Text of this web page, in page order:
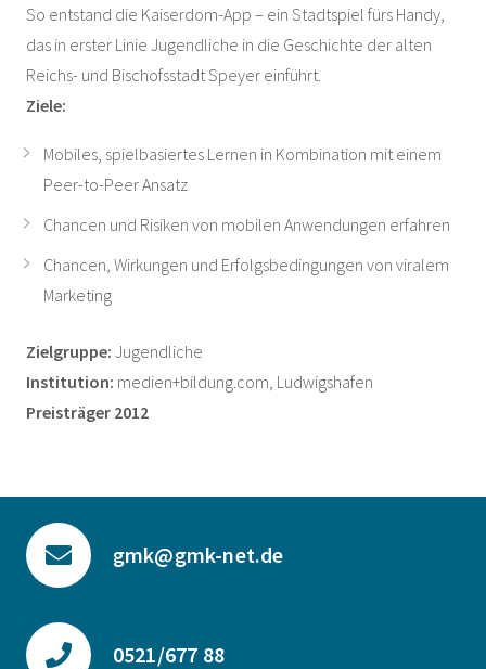
So entstand die Kaiserdom-App – ein Stadtspiel fürs Handy,
das in erster Linie Jugendliche in die Geschichte der alten
Reichs- und Bischofsstadt Speyer einführt.
Ziele:
Mobiles, spielbasiertes Lernen in Kombination mit einem
Peer-to-Peer Ansatz
Chancen und Risiken von mobilen Anwendungen erfahren
Chancen, Wirkungen und Erfolgsbedingungen von viralem
Marketing
Zielgruppe: Jugendliche
Institution: medien+bildung.com, Ludwigshafen
Preisträger 2012
gmk@gmk-net.de
0521/677 88